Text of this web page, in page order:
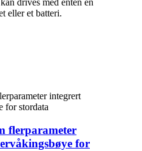
eller et batteri.
flerparameter
for